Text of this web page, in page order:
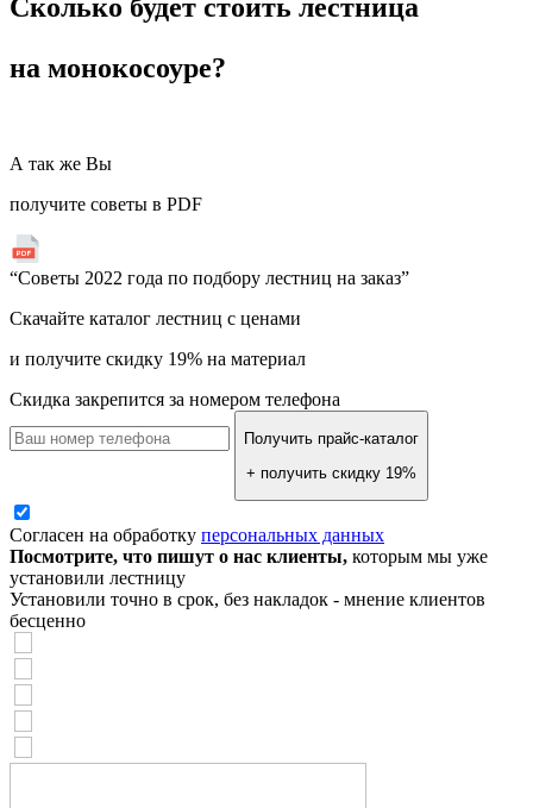
Сколько будет стоить лестница
на монокосоуре?
А так же Вы
получите советы в PDF
“Советы 2022 года по подбору лестниц на заказ”
Скачайте каталог лестниц с ценами
и получите скидку 19% на материал
Скидка закрепится за номером телефона
Получить прайс-каталог
+ получить скидку 19%
Согласен на обработку персональных данных
Посмотрите, что пишут о нас клиенты, которым мы уже
установили лестницу
Установили точно в срок, без накладок - мнение клиентов
бесценно